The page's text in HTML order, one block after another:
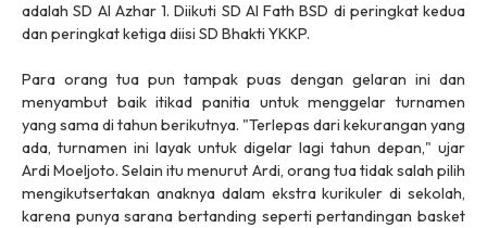
adalah SD Al Azhar 1. Diikuti SD Al Fath BSD di peringkat kedua
dan peringkat ketiga diisi SD Bhakti YKKP.
Para orang tua pun tampak puas dengan gelaran ini dan
menyambut baik itikad panitia untuk menggelar turnamen
yang sama di tahun berikutnya. "Terlepas dari kekurangan yang
ada, turnamen ini layak untuk digelar lagi tahun depan," ujar
Ardi Moeljoto. Selain itu menurut Ardi, orang tua tidak salah pilih
mengikutsertakan anaknya dalam ekstra kurikuler di sekolah,
karena punya sarana bertanding seperti pertandingan basket